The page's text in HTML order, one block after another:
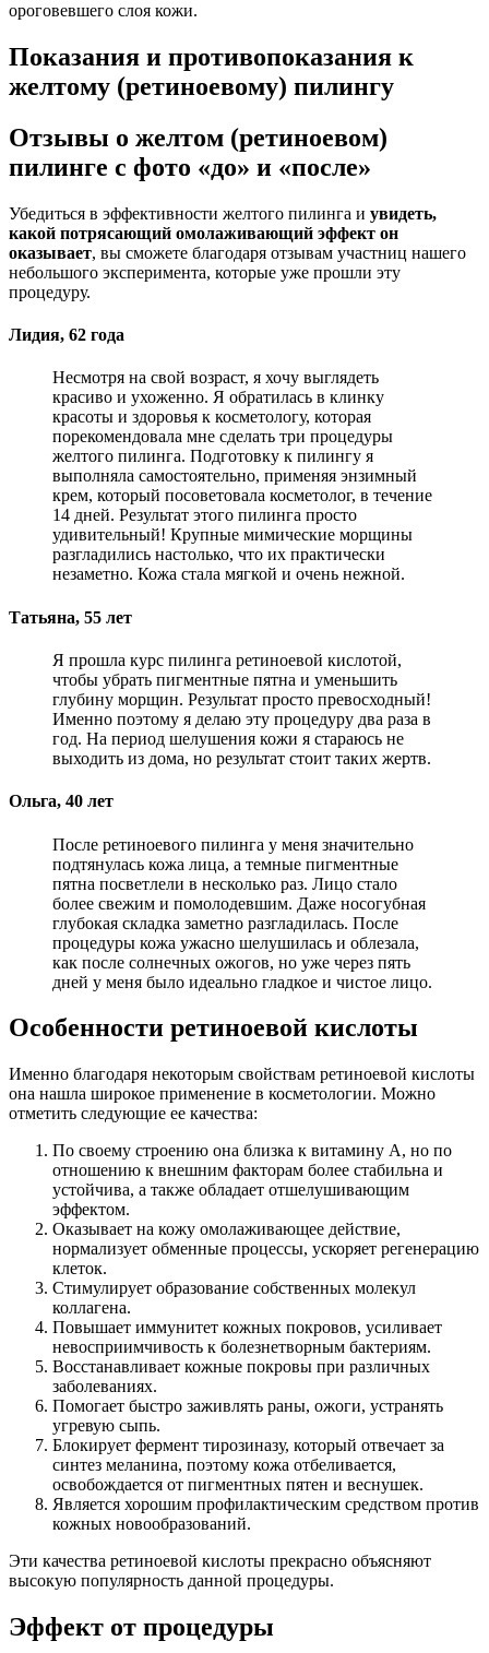
ороговевшего слоя кожи.
Показания и противопоказания к
желтому (ретиноевому) пилингу
Отзывы о желтом (ретиноевом)
пилинге с фото «до» и «после»
Убедиться в эффективности желтого пилинга и увидеть,
какой потрясающий омолаживающий эффект он
оказывает, вы сможете благодаря отзывам участниц нашего
небольшого эксперимента, которые уже прошли эту
процедуру.
Лидия, 62 года
Несмотря на свой возраст, я хочу выглядеть
красиво и ухоженно. Я обратилась в клинку
красоты и здоровья к косметологу, которая
порекомендовала мне сделать три процедуры
желтого пилинга. Подготовку к пилингу я
выполняла самостоятельно, применяя энзимный
крем, который посоветовала косметолог, в течение
14 дней. Результат этого пилинга просто
удивительный! Крупные мимические морщины
разгладились настолько, что их практически
незаметно. Кожа стала мягкой и очень нежной.
Татьяна, 55 лет
Я прошла курс пилинга ретиноевой кислотой,
чтобы убрать пигментные пятна и уменьшить
глубину морщин. Результат просто превосходный!
Именно поэтому я делаю эту процедуру два раза в
год. На период шелушения кожи я стараюсь не
выходить из дома, но результат стоит таких жертв.
Ольга, 40 лет
После ретиноевого пилинга у меня значительно
подтянулась кожа лица, а темные пигментные
пятна посветлели в несколько раз. Лицо стало
более свежим и помолодевшим. Даже носогубная
глубокая складка заметно разгладилась. После
процедуры кожа ужасно шелушилась и облезала,
как после солнечных ожогов, но уже через пять
дней у меня было идеально гладкое и чистое лицо.
Особенности ретиноевой кислоты
Именно благодаря некоторым свойствам ретиноевой кислоты
она нашла широкое применение в косметологии. Можно
отметить следующие ее качества:
По своему строению она близка к витамину А, но по
отношению к внешним факторам более стабильна и
устойчива, а также обладает отшелушивающим
эффектом.
Оказывает на кожу омолаживающее действие,
нормализует обменные процессы, ускоряет регенерацию
клеток.
Стимулирует образование собственных молекул
коллагена.
Повышает иммунитет кожных покровов, усиливает
невосприимчивость к болезнетворным бактериям.
Восстанавливает кожные покровы при различных
заболеваниях.
Помогает быстро заживлять раны, ожоги, устранять
угревую сыпь.
Блокирует фермент тирозиназу, который отвечает за
синтез меланина, поэтому кожа отбеливается,
освобождается от пигментных пятен и веснушек.
Является хорошим профилактическим средством против
кожных новообразований.
Эти качества ретиноевой кислоты прекрасно объясняют
высокую популярность данной процедуры.
Эффект от процедуры